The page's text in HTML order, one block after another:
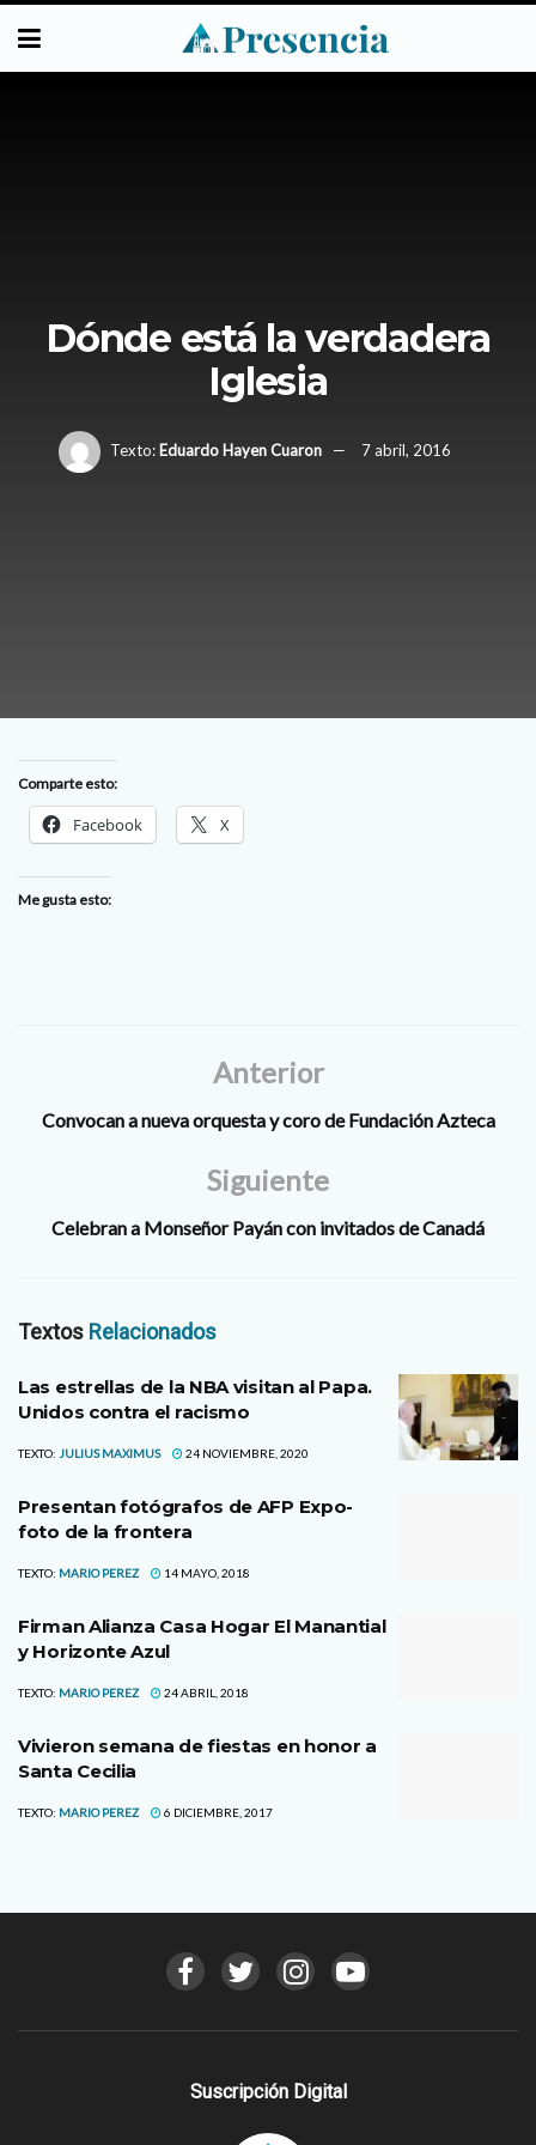
Dónde está la verdadera
Iglesia
Texto: Eduardo Hayen Cuaron 7 abril, 2016
Comparte esto:
Facebook X
Me gusta esto:
Anterior
Convocan a nueva orquesta y coro de Fundación Azteca
Siguiente
Celebran a Monseñor Payán con invitados de Canadá
Textos Relacionados
Las estrellas de la NBA visitan al Papa.
Unidos contra el racismo
TEXTO: JULIUS MAXIMUS 24 NOVIEMBRE, 2020
Presentan fotógrafos de AFP Expo-
foto de la frontera
TEXTO: MARIO PEREZ 14 MAYO, 2018
Firman Alianza Casa Hogar El Manantial
y Horizonte Azul
TEXTO: MARIO PEREZ 24 ABRIL, 2018
Vivieron semana de fiestas en honor a
Santa Cecilia
TEXTO: MARIO PEREZ 6 DICIEMBRE, 2017
Suscripción Digital